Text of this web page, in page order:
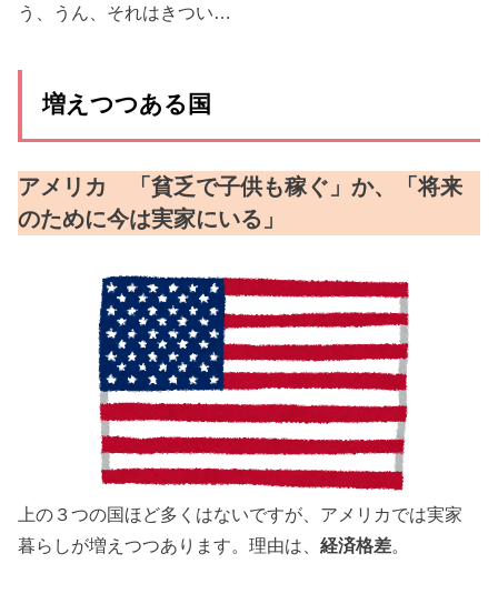
う、うん、それはきつい…
増えつつある国
アメリカ 「貧乏で子供も稼ぐ」か、「将来
のために今は実家にいる」
上の３つの国ほど多くはないですが、アメリカでは実家
暮らしが増えつつあります。理由は、経済格差。